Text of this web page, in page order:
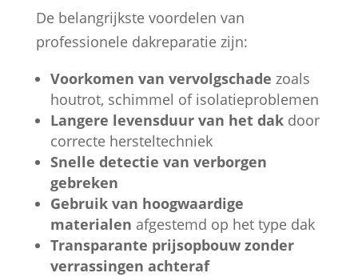
De belangrijkste voordelen van
professionele dakreparatie zijn:
Voorkomen van vervolgschade zoals
houtrot, schimmel of isolatieproblemen
Langere levensduur van het dakdoor
correcte hersteltechniek
Snelle detectie van verborgen
gebreken
Gebruik van hoogwaardige
materialen afgestemd op het type dak
Transparante prijsopbouw zonder
verrassingen achteraf